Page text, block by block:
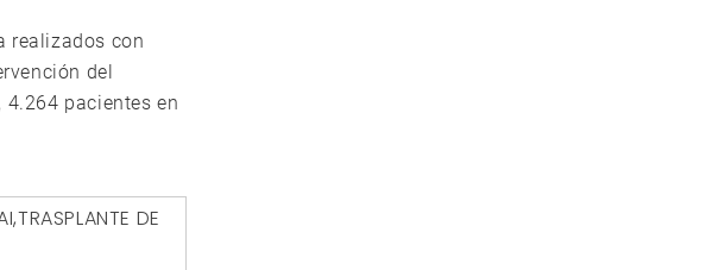
realizados con
del
pacientes en
,TRASPLANTE DE